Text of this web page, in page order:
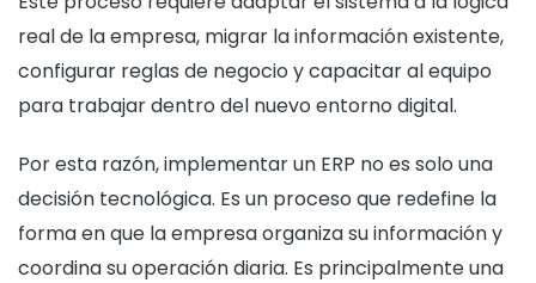
real de la empresa, migrar la información existente,
configurar reglas de negocio y capacitar al equipo
para trabajar dentro del nuevo entorno digital.
Por esta razón, implementar un ERP no es solo una
decisión tecnológica. Es un proceso que redefine la
forma en que la empresa organiza su información y
coordina su operación diaria. Es principalmente una